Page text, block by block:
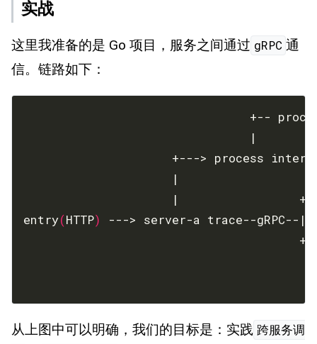
实战
这里我准备的是 Go 项目，服务之间通过 gRPC 通
信。链路如下：
|
entry(HTTP)
从上图中可以明确，我们的目标是：实践 跨服务调